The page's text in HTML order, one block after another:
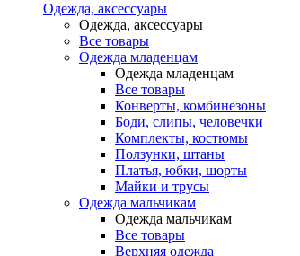
Одежда, аксессуары
Одежда, аксессуары
Все товары
Одежда младенцам
Одежда младенцам
Все товары
Конверты, комбинезоны
Боди, слипы, человечки
Комплекты, костюмы
Ползунки, штаны
Платья, юбки, шорты
Майки и трусы
Одежда мальчикам
Одежда мальчикам
Все товары
Верхняя одежда